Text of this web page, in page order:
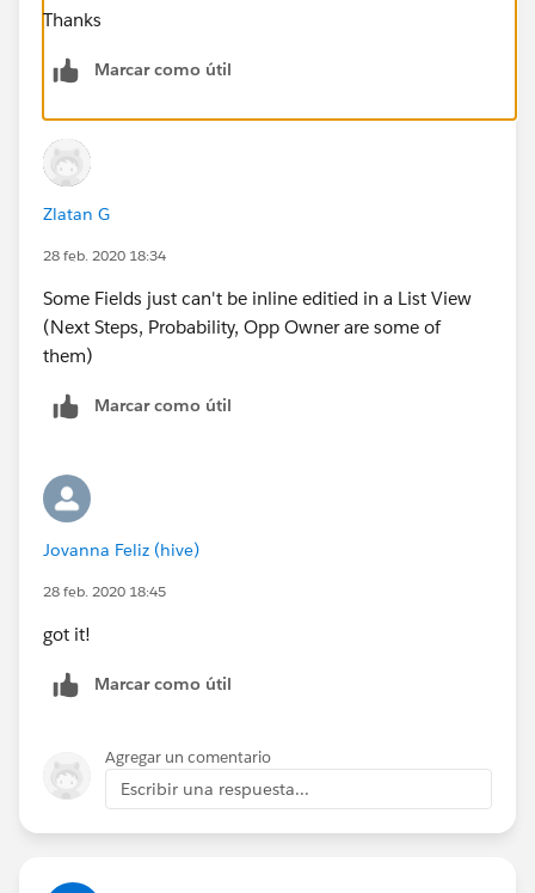
Thanks
Marcar como útil
Zlatan G
28 feb. 2020 18:34
Some Fields just can't be inline editied in a List View
(Next Steps, Probability, Opp Owner are some of
them)
Marcar como útil
Jovanna Feliz (hive)
28 feb. 2020 18:45
got it!
Marcar como útil
Agregar un comentario
Escribir una respuesta...